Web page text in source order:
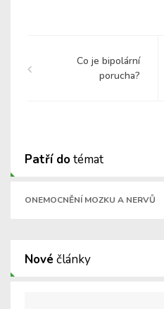
Co je bipolární
porucha?
Patří dotémat
ONEMOCNĚNÍ MOZKU A NERVŮ
Nové články